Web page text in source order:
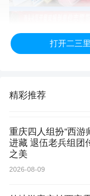
本次活动累计服务
社区即可享受专业
打开二三
精彩推荐
重庆四人组扮“西游
进藏 退伍老兵组团
之美
2026-08-09